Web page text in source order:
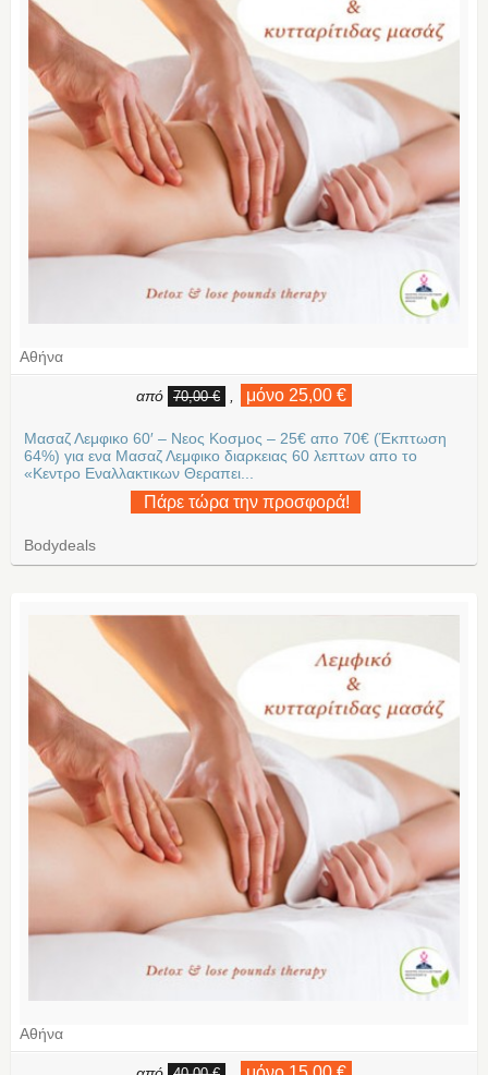
Αθήνα
από 70,00 € μόνο 25,00 €
Μασαζ Λεμφικο 60′ – Νεος Κοσμος – 25€ απο 70€ (Έκπτωση
64%) για ενα Μασαζ Λεμφικο διαρκειας 60 λεπτων απο το
«Κεντρο Εναλλακτικων Θεραπει...
Πάρε τώρα την προσφορά!
Bodydeals
Αθήνα